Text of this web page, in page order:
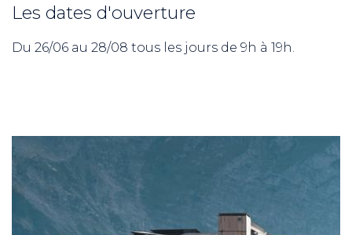
Nordic
Les dates d'ouverture
Du 26/06 au 28/08 tous les jours de 9h à 19h.